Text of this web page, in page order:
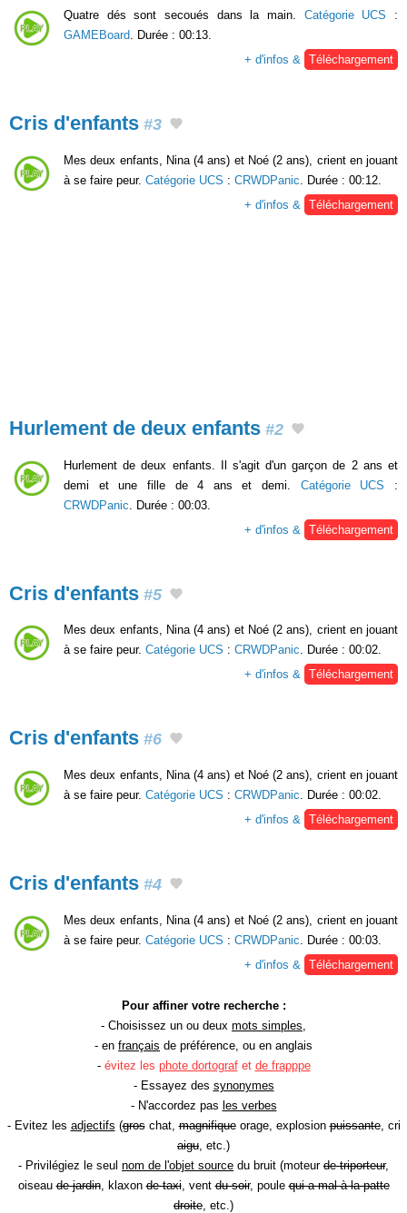
Quatre dés sont secoués dans la main. Catégorie UCS :
GAMEBoard. Durée : 00:13.
+ d'infos & Téléchargement
Cris d'enfants #3
Mes deux enfants, Nina (4 ans) et Noé (2 ans), crient en jouant
à se faire peur. Catégorie UCS : CRWDPanic. Durée : 00:12.
+ d'infos & Téléchargement
Hurlement de deux enfants #2
Hurlement de deux enfants. Il s'agit d'un garçon de 2 ans et
demi et une fille de 4 ans et demi. Catégorie UCS :
CRWDPanic . Durée : 00:03.
+ d'infos &
Téléchargement
Cris d'enfants #5
Mes deux enfants, Nina (4 ans) et Noé (2 ans), crient en jouant
à se faire peur. Catégorie UCS : CRWDPanic. Durée : 00:02.
+ d'infos & Téléchargement
Cris d'enfants #6
Mes deux enfants, Nina (4 ans) et Noé (2 ans), crient en jouant
à se faire peur. Catégorie UCS : CRWDPanic. Durée : 00:02.
+ d'infos & Téléchargement
Cris d'enfants #4
Mes deux enfants, Nina (4 ans) et Noé (2 ans), crient en jouant
à se faire peur. Catégorie UCS : CRWDPanic . Durée : 00:03.
+ d'infos &
Téléchargement
Pour affiner votre recherche :
- Choisissez un ou deux mots simples
- en français de préférence, ou en anglais
- évitez les phote dortografet de frapppe
- Essayez des synonymes
- N'accordez pas les verbes
- Evitez les adjectifs (groschat,magnifiqueorage, explosionpuissante, cri
aigu , etc.)
- Privilégiez le seul nom de l'objet source du bruit (moteur de triporteur,
oiseaude jardin, klaxonde taxi, ventdu soir, poulequi a mal à la patte
droite , etc.)